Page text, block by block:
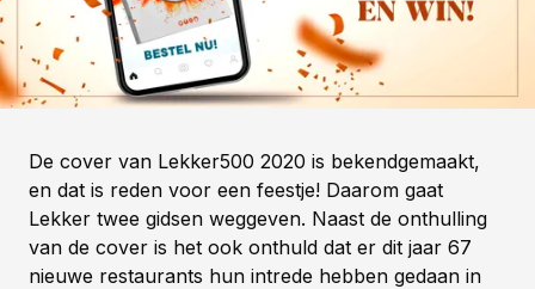
De cover van Lekker500 2020 is bekendgemaakt,
en dat is reden voor een feestje! Daarom gaat
Lekker twee gidsen weggeven. Naast de onthulling
van de cover is het ook onthuld dat er dit jaar 67
nieuwe restaurants hun intrede hebben gedaan in